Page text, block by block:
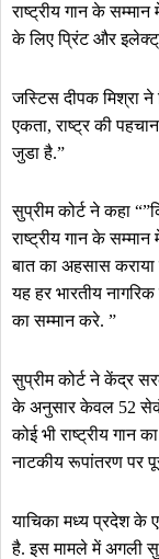
राष्ट्रीय गान के
के लिए प्रिंट और
जस्टिस दीपक मिश्रा ने
एकता, राष्ट्र की
जुडा है.”
सुप्रीम कोर्ट ने कहा
राष्ट्रीय गान के
बात का अहसास कराया
यह हर भारतीय
का सम्मान करे. ”
सुप्रीम कोर्ट ने केंद्र
के अनुसार केवल 52
कोई भी राष्ट्रीय गान
नाटकीय रूपांतरण पर
याचिका मध्य प्रदेश के
है. इस मामले में अगली